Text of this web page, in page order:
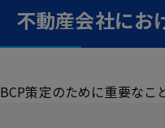
不動産会社にお
BCP策定のために重要なこ